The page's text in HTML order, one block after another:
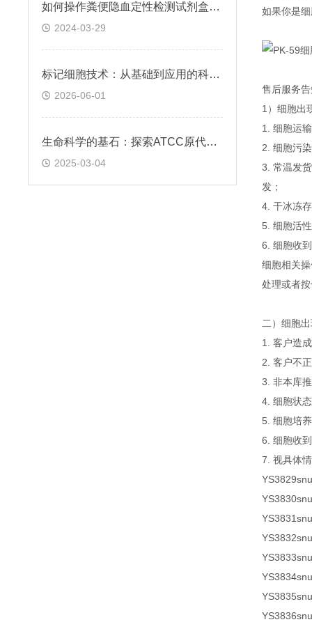
如何操作粪便隐血定性检测试剂盒(邻联甲苯胺法)
2024-03-29
标记细胞技术：从基础到应用的科学探索
2026-06-01
生命科学的基石：探索ATCC原代细胞的魅力
2025-03-04
如果你是
售后服务
1）细胞出
1. 细胞运
2. 细胞污
3. 常温发
发；
4. 干冰冻
5. 细胞活
6. 细胞收
细胞相关
处理或者
二）细胞
1. 客户造
2. 客户不
3. 非本库
4. 细胞状
5. 细胞培
6. 细胞收
7. 视具体
YS3829